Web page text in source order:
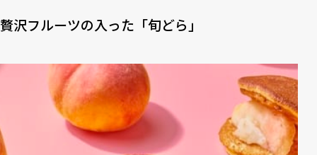
贅沢フルーツの入った「旬どら」